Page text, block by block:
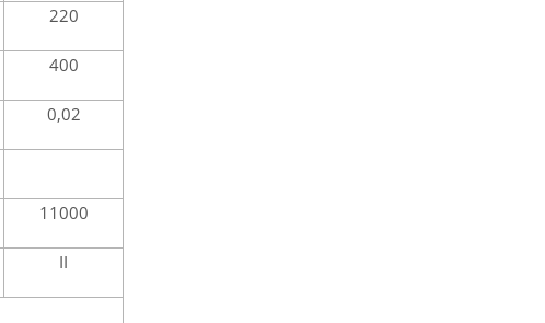
220
400
0,02
11000
II